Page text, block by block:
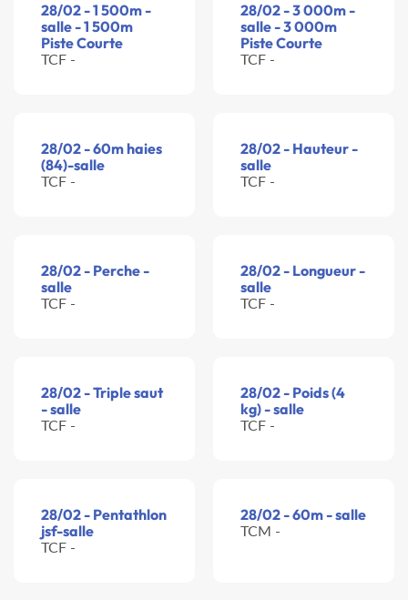
28/02 - 1 500m -
salle - 1 500m
Piste Courte
TCF -
28/02 - 3 000m -
salle - 3 000m
Piste Courte
TCF -
28/02 - 60m haies
(84)-salle
TCF -
28/02 - Hauteur -
salle
TCF -
28/02 - Perche -
salle
TCF -
28/02 - Longueur -
salle
TCF -
28/02 - Triple saut
- salle
TCF -
28/02 - Poids (4
kg) - salle
TCF -
28/02 - Pentathlon
jsf-salle
TCF -
28/02 - 60m - salle
TCM -